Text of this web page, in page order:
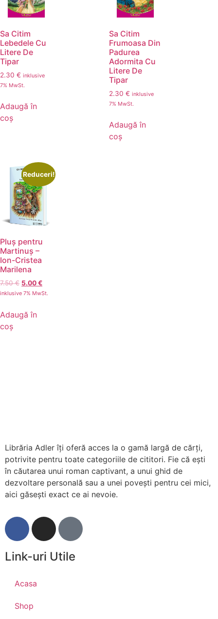
Sa Citim
Lebedele Cu
Litere De
Tipar
2.30 € inklusive
7% MwSt.
Adaugă în
coș
Sa Citim
Frumoasa Din
Padurea
Adormita Cu
Litere De
Tipar
2.30 € inklusive
7% MwSt.
Adaugă în
coș
Reduceri!
Pluș pentru
Martinuș –
Ion-Cristea
Marilena
7.50€ 5.00€
inklusive 7% MwSt.
Adaugă în
coș
Librăria Adler îți oferă acces la o gamă largă de cărți,
potrivite pentru toate categoriile de cititori. Fie că ești
în căutarea unui roman captivant, a unui ghid de
dezvoltare personală sau a unei povești pentru cei mici,
aici găsești exact ce ai nevoie.
Link-uri Utile
Acasa
Shop